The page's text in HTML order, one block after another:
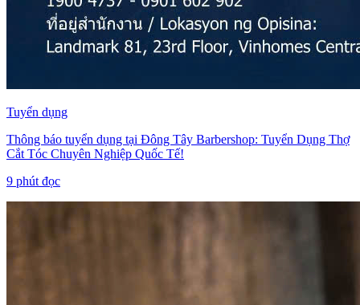
Tuyển dụng
Thông báo tuyển dụng tại Đông Tây Barbershop: Tuyển Dụng Thợ
Cắt Tóc Chuyên Nghiệp Quốc Tế!
9 phút đọc